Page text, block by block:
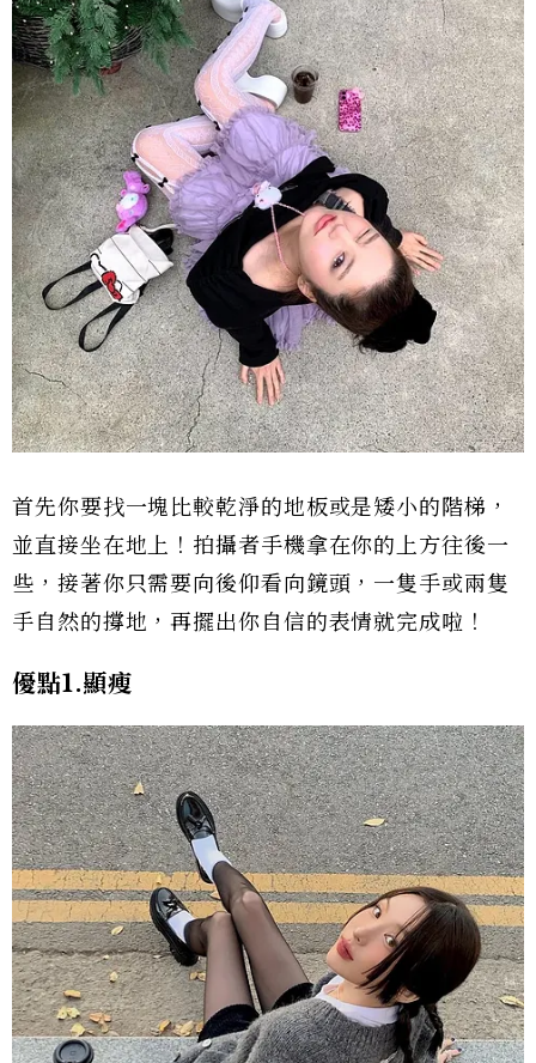
首先你要找一塊比較乾淨的地板或是矮小的階梯，
並直接坐在地上！拍攝者手機拿在你的上方往後一
些，接著你只需要向後仰看向鏡頭，一隻手或兩隻
手自然的撐地，再擺出你自信的表情就完成啦！
優點1.顯瘦